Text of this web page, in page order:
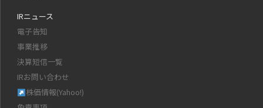
IRニュース
電子告知
事業推移
決算短信一覧
IRお問い合わせ
株価情報(Yahoo!)